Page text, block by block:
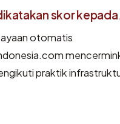
skor kepada
otomatis
praktik